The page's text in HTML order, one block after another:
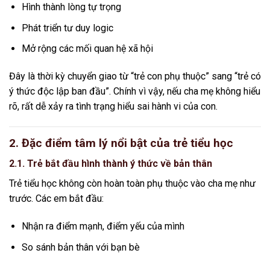
Hình thành lòng tự trọng
Phát triển tư duy logic
Mở rộng các mối quan hệ xã hội
Đây là thời kỳ chuyển giao từ “trẻ con phụ thuộc” sang “trẻ có
ý thức độc lập ban đầu”. Chính vì vậy, nếu cha mẹ không hiểu
rõ, rất dễ xảy ra tình trạng hiểu sai hành vi của con.
2. Đặc điểm tâm lý nổi bật của trẻ tiểu học
2.1. Trẻ bắt đầu hình thành ý thức về bản thân
Trẻ tiểu học không còn hoàn toàn phụ thuộc vào cha mẹ như
trước. Các em bắt đầu:
Nhận ra điểm mạnh, điểm yếu của mình
So sánh bản thân với bạn bè